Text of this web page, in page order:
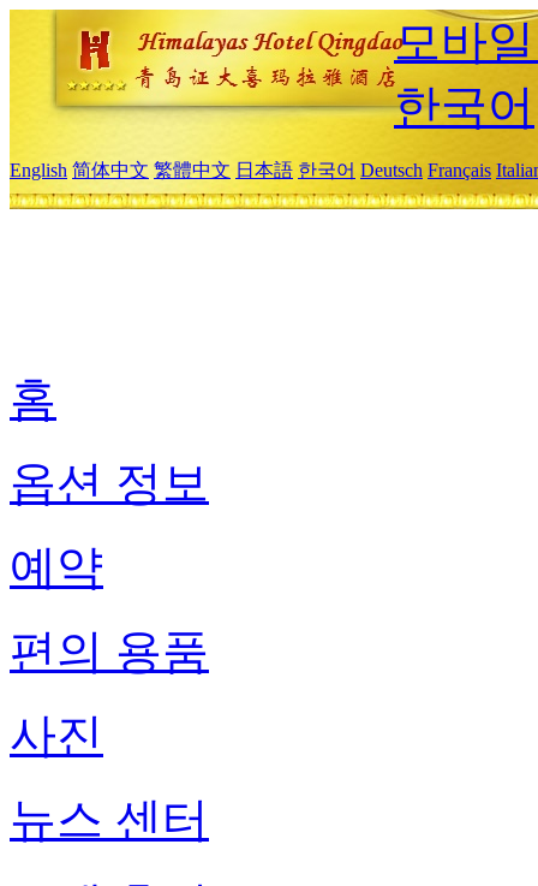
모바
한국어
English 简体中文 繁體中文 日本語 한국어 Deutsch Français
홈
옵션 정보
예약
편의 용품
사진
뉴스 센터